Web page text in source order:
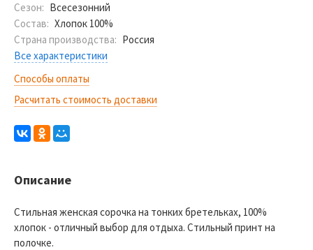
Сезон: Всесезонний
Состав: Хлопок 100%
Страна производства: Россия
Все характеристики
Способы оплаты
Расчитать стоимость доставки
Описание
Стильная женская сорочка на тонких бретельках, 100%
хлопок - отличный выбор для отдыха. Стильный принт на
полочке.